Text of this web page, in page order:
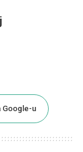
Google-u